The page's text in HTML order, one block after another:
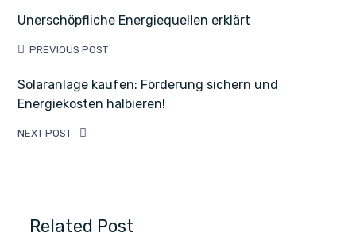
Unerschöpfliche Energiequellen erklärt
PREVIOUS POST
Solaranlage kaufen: Förderung sichern und
Energiekosten halbieren!
NEXT POST
Related Post